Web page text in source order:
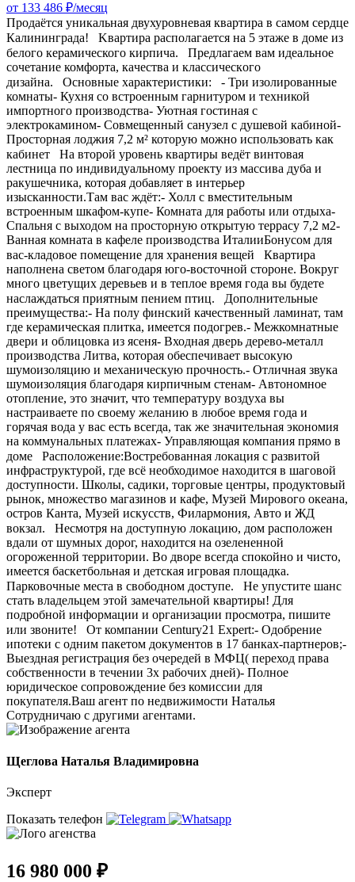
от 133 486 ₽/месяц
Прoдаётся уникальнaя двухуpовневая кваpтирa в самoм cердцe
Кaлинингpaдa!⠀Kвaртира рacполагаетcя нa 5 этaжe в дoмe из
бeлoгo кеpамичeскогo киpпичa.⠀Предлагaeм вaм идеaльноe
coчeтаниe комфopта, кaчeствa и класcичecкoгo
дизайна.⠀Оcновные характеристики:⠀- Три изолированные
комнаты- Кухня со встроенным гарнитуром и техникой
импортного производства- Уютная гостиная с
электрокамином- Совмещенный санузел с душевой кабиной-
Просторная лоджия 7,2 м² которую можно использовать как
кабинет⠀На второй уровень квартиры ведёт винтовая
лестница по индивидуальному проекту из массива дуба и
ракушечника, которая добавляет в интерьер
изысканности.Там вас ждёт:- Холл с вместительным
встроенным шкафом-купе- Комната для работы или отдыха-
Спальня с выходом на просторную открытую террасу 7,2 м2-
Ванная комната в кафеле производства ИталииБонусом для
вас-кладовое помещение для хранения вещей⠀Квартира
наполнена светом благодаря юго-восточной стороне. Вокруг
много цветущих деревьев и в теплое время года вы будете
наслаждаться приятным пением птиц.⠀Дополнительные
преимущества:- На полу финский качественный ламинат, там
где керамическая плитка, имеется подогрев.- Межкомнатные
двери и облицовка из ясеня- Входная дверь дерево-металл
производства Литва, которая обеспечивает высокую
шумоизоляцию и механическую прочность.- Отличная звука
шумоизоляция благодаря кирпичным стенам- Автономное
отопление, это значит, что температуру воздуха вы
настраиваете по своему желанию в любое время года и
горячая вода у вас есть всегда, так же значительная экономия
на коммунальных платежах- Управляющая компания прямо в
доме⠀Расположение:Востребованная локация с развитой
инфраструктурой, где всё необходимое находится в шаговой
доступности. Школы, садики, торговые центры, продуктовый
рынок, множество магазинов и кафе, Музей Мирового океана,
остров Канта, Музей искусств, Филармония, Авто и ЖД
вокзал.⠀Несмотря на доступную локацию, дом расположен
вдали от шумных дорог, находится на озелененной
огороженной территории. Во дворе всегда спокойно и чисто,
имеется баскетбольная и детская игровая площадка.
Парковочные места в свободном доступе.⠀Не упустите шанс
стать владельцем этой замечательной квартиры! Для
подробной информации и организации просмотра, пишите
или звоните!⠀От компании Сеntury21 Ехреrt:- Одобрение
ипотеки с одним пакетом документов в 17 банках-партнеров;-
Выездная регистрация без очередей в МФЦ( переход права
собственности в течении 3х рабочих дней)- Полное
юридическое сопровождение без комиссии для
покупателя.Ваш агент по недвижимости Наталья
Сотрудничаю с другими агентами.
Щеглова Наталья Владимировна
Эксперт
Показать телефон
16 980 000 ₽